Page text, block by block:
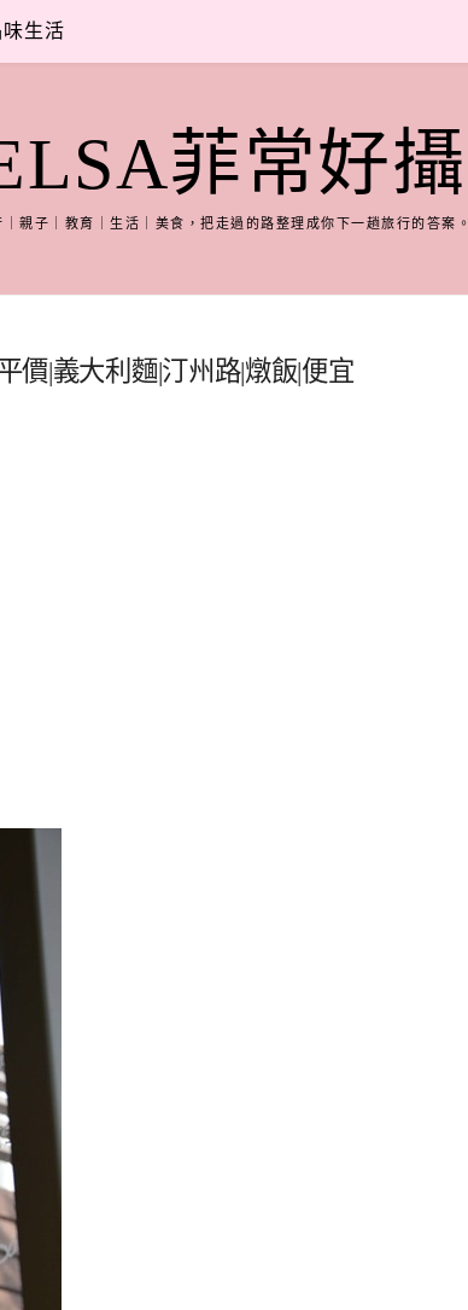
味生活
菲常好攝
｜親子｜教育｜生活｜美食，把走過的路整理成你下一趟旅行的答案。
價|義大利麵|汀州路|燉飯|便宜